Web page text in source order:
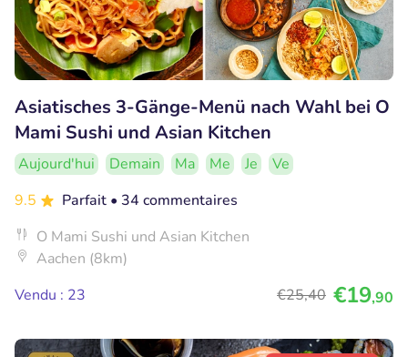
Asiatisches 3-Gänge-Menü nach Wahl bei O
Mami Sushi und Asian Kitchen
Aujourd'hui Demain Ma Me Je
Ve
9.5
Parfait • 34 commentaires
O Mami Sushi und Asian Kitchen
Aachen (8km)
Vendu : 23
€25,40 €19,90